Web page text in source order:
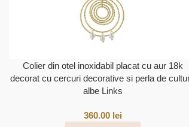
Colier din otel inoxidabil placat cu aur 18k
decorat cu cercuri decorative si perla de
albe Links
360.00 lei